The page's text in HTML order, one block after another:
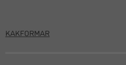
KAKFORMAR